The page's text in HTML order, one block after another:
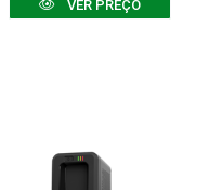
VER PREÇO